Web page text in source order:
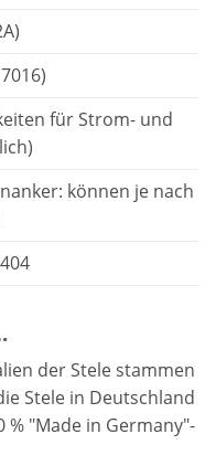
für Strom- und
können je nach
der Stele stammen
Stele in Deutschland
"Made in Germany"-